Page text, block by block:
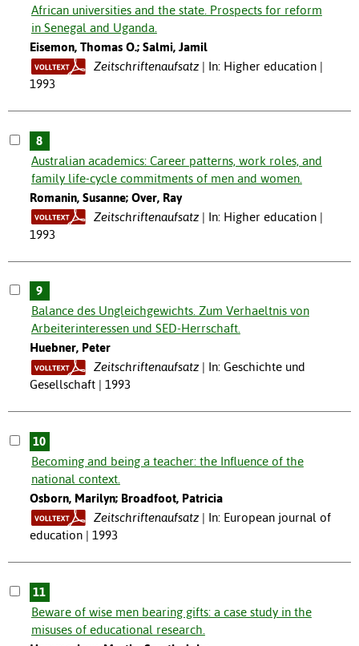
African universities and the state. Prospects for reform
in Senegal and Uganda.
Eisemon, Thomas O.; Salmi, Jamil
Zeitschriftenaufsatz
In: Higher education |
1993
8
Australian academics: Career patterns, work roles, and
family life-cycle commitments of men and women.
Romanin, Susanne; Over, Ray
Zeitschriftenaufsatz
In: Higher education |
1993
9
Balance des Ungleichgewichts. Zum Verhaeltnis von
Arbeiterinteressen und SED-Herrschaft.
Huebner, Peter
Zeitschriftenaufsatz
In: Geschichte und
Gesellschaft | 1993
10
Becoming and being a teacher: the Influence of the
national context.
Osborn, Marilyn; Broadfoot, Patricia
Zeitschriftenaufsatz
In: European journal of
education | 1993
11
Beware of wise men bearing gifts: a case study in the
misuses of educational research.